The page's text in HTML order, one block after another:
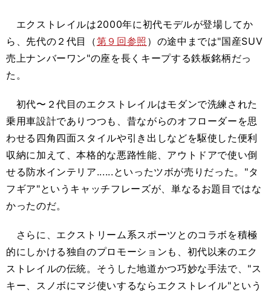
エクストレイルは2000年に初代モデルが登場してか
ら、先代の２代目（第９回参照 ）の途中までは"国産SUV
売上ナンバーワン"の座を長くキープする鉄板銘柄だっ
た。
初代〜２代目のエクストレイルはモダンで洗練された
乗用車設計でありつつも、昔ながらのオフローダーを思
わせる四角四面スタイルや引き出しなどを駆使した便利
収納に加えて、本格的な悪路性能、アウトドアで使い倒
せる防水インテリア......といったツボが売りだった。"タ
フギア"というキャッチフレーズが、単なるお題目ではな
かったのだ。
さらに、エクストリーム系スポーツとのコラボを積極
的にしかける独自のプロモーションも、初代以来のエク
ストレイルの伝統。そうした地道かつ巧妙な手法で、"ス
キー、スノボにマジ使いするならエクストレイル"という